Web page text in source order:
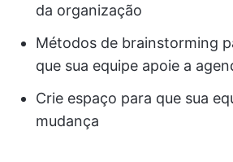
da organização
Métodos de brainstorming
que sua equipe apoie a
Crie espaço para que sua
mudança